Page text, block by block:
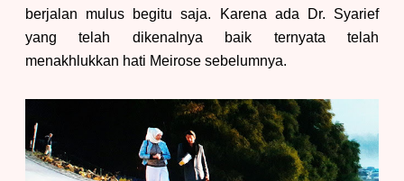
berjalan mulus begitu saja. Karena ada Dr. Syarief
yang telah dikenalnya baik ternyata telah
menakhlukkan hati Meirose sebelumnya.